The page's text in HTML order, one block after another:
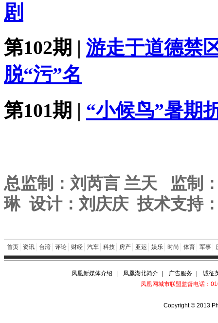
剧
第102期 | 游走于道德禁
脱“污”名
第101期 | “小候鸟”暑期
总监制：刘芮言 兰天 监制
琳 设计：刘庆庆 技术支持
首页 资讯 台湾 评论 财经 汽车 科技 房产 亚运 娱乐 时尚 体育 军事
凤凰新媒体介绍 | 凤凰湖北简介 | 广告服务 |
诚征
凤凰网城市联盟监督电话：
Copyright © 2013